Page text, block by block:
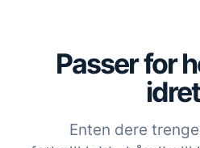
Passer for
Enten dere